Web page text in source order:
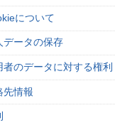
について
データの保存
者のデータに対する権利
先情報